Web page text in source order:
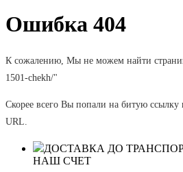
Ошибка 404
К сожалению, Мы не можем найти
1501-chekh/"
Скорее всего Вы попали на битую ссылку
URL.
ДОСТАВКА ДО
НАШ СЧЕТ